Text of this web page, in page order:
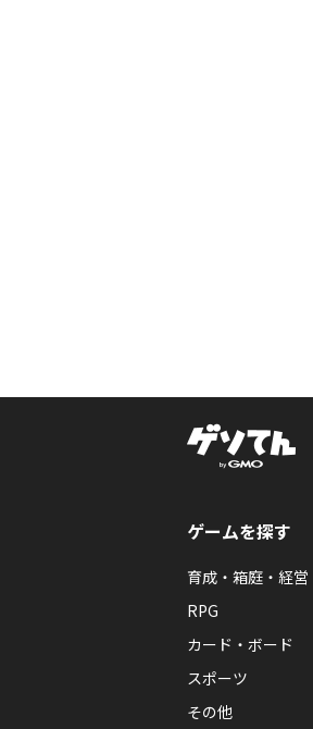
ゲームを探す
育成・箱庭・経営
RPG
カード・ボード
スポーツ
その他